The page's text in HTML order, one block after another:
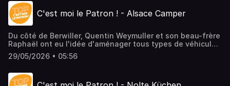
ici
C'est moi le Patron ! - Alsace Camper
Du côté de Berwiller, Quentin Weymuller et son beau-frère
Raphaël ont eu l'idée d'aménager tous types de véhicules
de loisir : vans, fourgonnettes... N'importe quel véhicule
peut être transformer en fonction des besoins du client,
route et partir en road-trip.C'est l'une des belles histoires
29/05/2026 • 05:56